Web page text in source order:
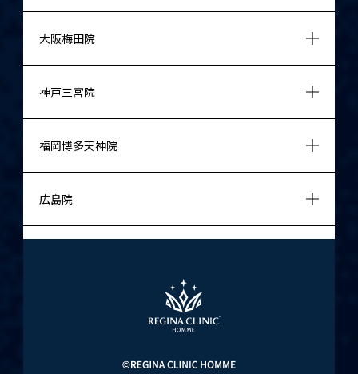
大阪梅田院
神戸三宮院
福岡博多天神院
広島院